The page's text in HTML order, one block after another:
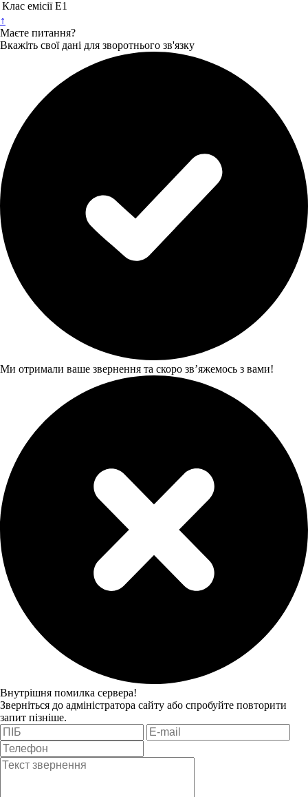
Клас емісії Е1
↑
Маєте питання?
Вкажіть свої дані для зворотнього зв'язку
Ми отримали ваше звернення та скоро звʼяжемось з вами!
Внутрішня помилка сервера!
Зверніться до адміністратора сайту або спробуйте повторити
запит пізніше.